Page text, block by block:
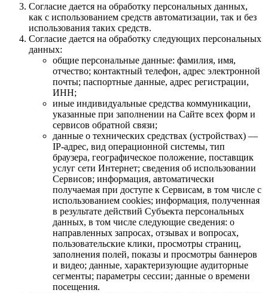
Согласие дается на обработку персональных данных,
как с использованием средств автоматизации, так и без
использования таких средств.
Согласие дается на обработку следующих персональных
данных:
общие персональные данные: фамилия, имя,
отчество; контактный телефон, адрес электронной
почты; паспортные данные, адрес регистрации,
ИНН;
иные индивидуальные средства коммуникации,
указанные при заполнении на Сайте всех форм и
сервисов обратной связи;
данные о технических средствах (устройствах) —
IP-адрес, вид операционной системы, тип
браузера, географическое положение, поставщик
услуг сети Интернет; сведения об использовании
Сервисов; информация, автоматически
получаемая при доступе к Сервисам, в том числе с
использованием cookies; информация, полученная
в результате действий Субъекта персональных
данных, в том числе следующие сведения: о
направленных запросах, отзывах и вопросах,
пользовательские клики, просмотры страниц,
заполнения полей, показы и просмотры баннеров
и видео; данные, характеризующие аудиторные
сегменты; параметры сессии; данные о времени
посещения.